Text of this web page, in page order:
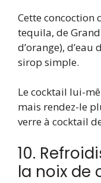
Cette concoction
tequila, de
d’orange), d’eau
sirop simple.
Le cocktail lui-
mais rendez-le
verre à cocktail
10.
la noix de